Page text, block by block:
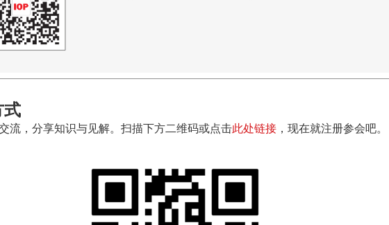
式
流，分享知识与见解。扫描下方二维码或点击此处链接 ，现在就注册参会吧。